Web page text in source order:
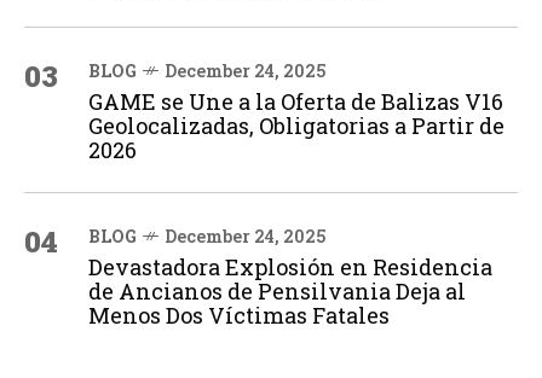
03 BLOG December 24, 2025
GAME se Une a la Oferta de Balizas V16
Geolocalizadas, Obligatorias a Partir de
2026
04 BLOG December 24, 2025
Devastadora Explosión en Residencia
de Ancianos de Pensilvania Deja al
Menos Dos Víctimas Fatales